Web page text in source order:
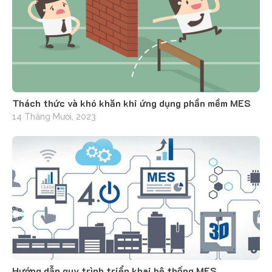
Thách thức và khó khăn khi ứng dụng phần mềm MES
14 Tháng Mười, 2023